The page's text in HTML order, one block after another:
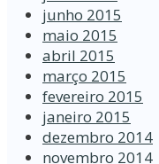
junho 2015
maio 2015
abril 2015
março 2015
fevereiro 2015
janeiro 2015
dezembro 2014
novembro 2014